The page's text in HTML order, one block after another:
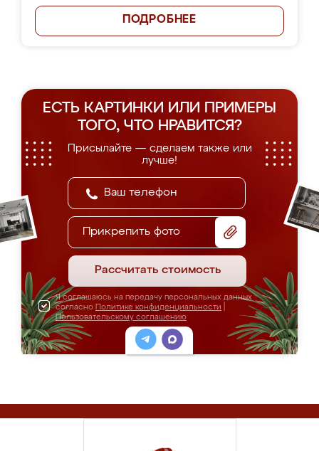
ПОДРОБНЕЕ
ЕСТЬ КАРТИНКИ ИЛИ ПРИМЕРЫ
ТОГО, ЧТО НРАВИТСЯ?
Присылайте — сделаем также или
лучше!
Прикрепить фото
Рассчитать стоимость
Я соглашаюсь на передачу персональных данных
согласно Политике конфиденциальности
Пользовательскому соглашению